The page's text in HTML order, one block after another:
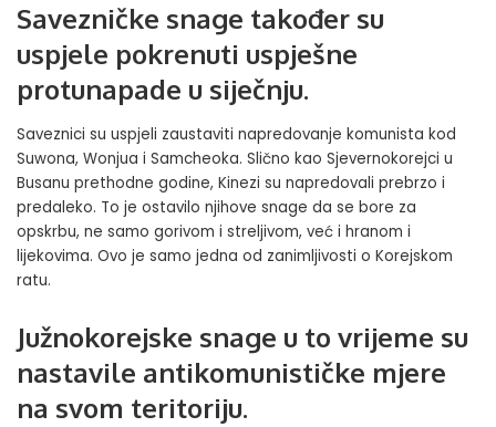
Savezničke snage također su
uspjele pokrenuti uspješne
protunapade u siječnju.
Saveznici su uspjeli zaustaviti napredovanje komunista kod
Suwona, Wonjua i Samcheoka. Slično kao Sjevernokorejci u
Busanu prethodne godine, Kinezi su napredovali prebrzo i
predaleko. To je ostavilo njihove snage da se bore za
opskrbu, ne samo gorivom i streljivom, već i hranom i
lijekovima. Ovo je samo jedna od zanimljivosti o Korejskom
ratu.
Južnokorejske snage u to vrijeme su
nastavile antikomunističke mjere
na svom teritoriju.